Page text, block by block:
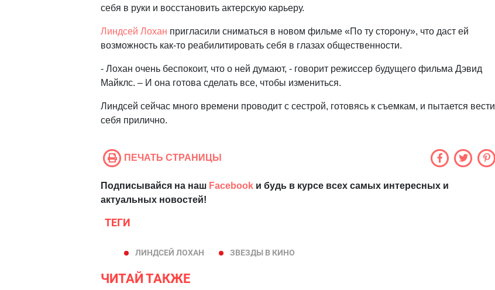
себя в руки и восстановить актерскую карьеру.
Линдсей Лохан пригласили сниматься в новом фильме «По ту сторону», что даст ей
возможность как-то реабилитировать себя в глазах общественности.
- Лохан очень беспокоит, что о ней думают, - говорит режиссер будущего фильма Дэвид
Майклс. – И она готова сделать все, чтобы измениться.
Линдсей сейчас много времени проводит с сестрой, готовясь к съемкам, и пытается вести
себя прилично.
ПЕЧАТЬ СТРАНИЦЫ
Подписывайся на наш Facebook и будь в курсе всех самых интересных и
актуальных новостей!
ТЕГИ
ЛИНДСЕЙ ЛОХАН ЗВЕЗДЫ В КИНО
ЧИТАЙ ТАКЖЕ